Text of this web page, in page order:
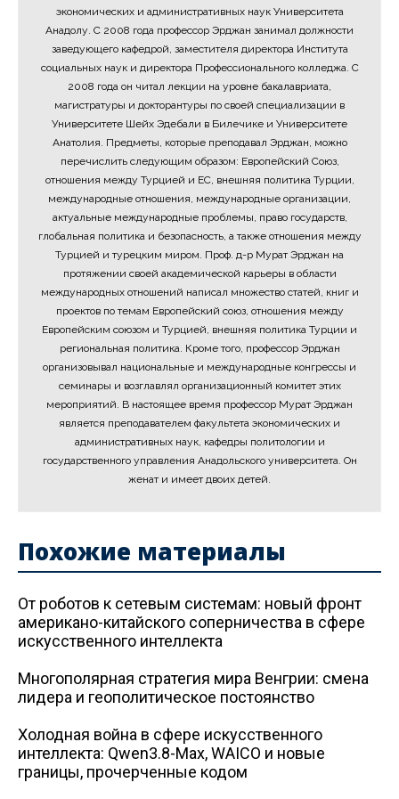
экономических и административных наук Университета
Анадолу. С 2008 года профессор Эрджан занимал должности
заведующего кафедрой, заместителя директора Института
социальных наук и директора Профессионального колледжа. С
2008 года он читал лекции на уровне бакалавриата,
магистратуры и докторантуры по своей специализации в
Университете Шейх Эдебали в Билечике и Университете
Анатолия. Предметы, которые преподавал Эрджан, можно
перечислить следующим образом: Европейский Союз,
отношения между Турцией и ЕС, внешняя политика Турции,
международные отношения, международные организации,
актуальные международные проблемы, право государств,
глобальная политика и безопасность, а также отношения между
Турцией и турецким миром. Проф. д-р Мурат Эрджан на
протяжении своей академической карьеры в области
международных отношений написал множество статей, книг и
проектов по темам Европейский союз, отношения между
Европейским союзом и Турцией, внешняя политика Турции и
региональная политика. Кроме того, профессор Эрджан
организовывал национальные и международные конгрессы и
семинары и возглавлял организационный комитет этих
мероприятий. В настоящее время профессор Мурат Эрджан
является преподавателем факультета экономических и
административных наук, кафедры политологии и
государственного управления Анадольского университета. Он
женат и имеет двоих детей.
Похожие материалы
От роботов к сетевым системам: новый фронт
американо-китайского соперничества в сфере
искусственного интеллекта
Многополярная стратегия мира Венгрии: смена
лидера и геополитическое постоянство
Холодная война в сфере искусственного
интеллекта: Qwen3.8-Max, WAICO и новые
границы, прочерченные кодом